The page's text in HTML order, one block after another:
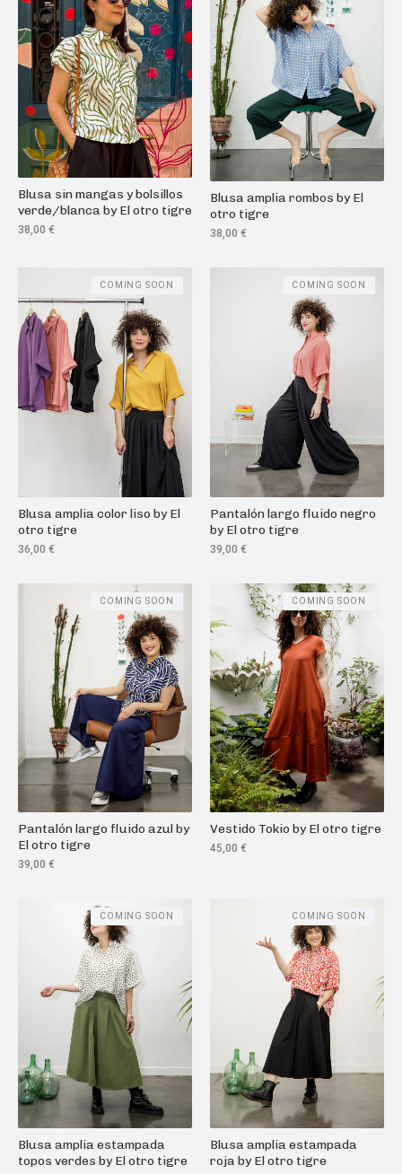
Blusa sin mangas y bolsillos
verde/blanca by El otro tigre
38,00 €
Blusa amplia rombos by El
otro tigre
38,00 €
Blusa amplia color liso by El
otro tigre
36,00 €
COMING SOON
Pantalón largo fluido negro
by El otro tigre
39,00 €
COMING SOON
Pantalón largo fluido azul by
El otro tigre
39,00 €
COMING SOON
Vestido Tokio by El otro tigre
45,00 €
COMING SOON
Blusa amplia estampada
topos verdes by El otro tigre
COMING SOON
Blusa amplia estampada
roja by El otro tigre
COMING SOON